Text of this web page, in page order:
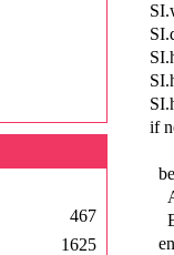
467
1625
if